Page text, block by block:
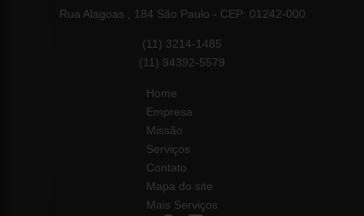
Rua Alagoas , 184 São Paulo - CEP: 01242-000
(11) 3214-1485
(11) 94392-5579
Home
Empresa
Missão
Serviços
Contato
Mapa do site
Mais Serviços